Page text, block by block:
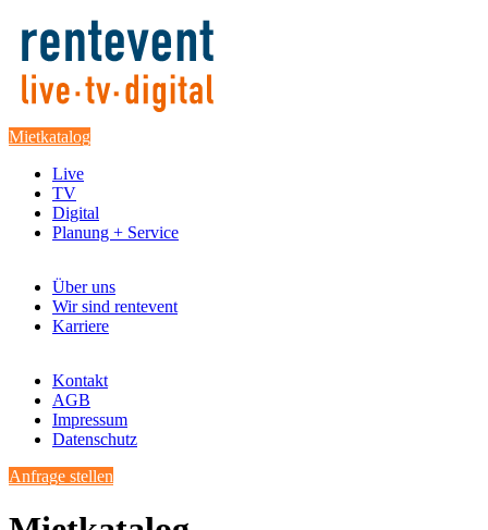
Mietkatalog
Live
TV
Digital
Planung + Service
Über uns
Wir sind rentevent
Karriere
Kontakt
AGB
Impressum
Datenschutz
Anfrage stellen